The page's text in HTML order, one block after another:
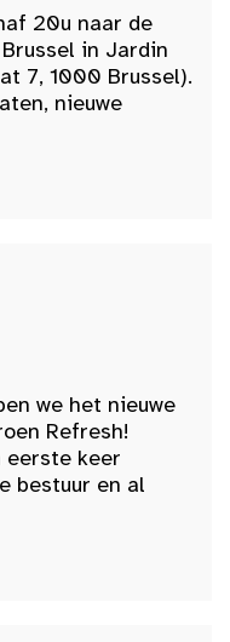
20u naar de
in Jardin
7, 1000 Brussel).
nieuwe
we het nieuwe
Refresh!
eerste keer
bestuur en al